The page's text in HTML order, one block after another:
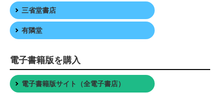
三省堂書店
有隣堂
電子書籍版を購入
電子書籍版サイト（全電子書店）